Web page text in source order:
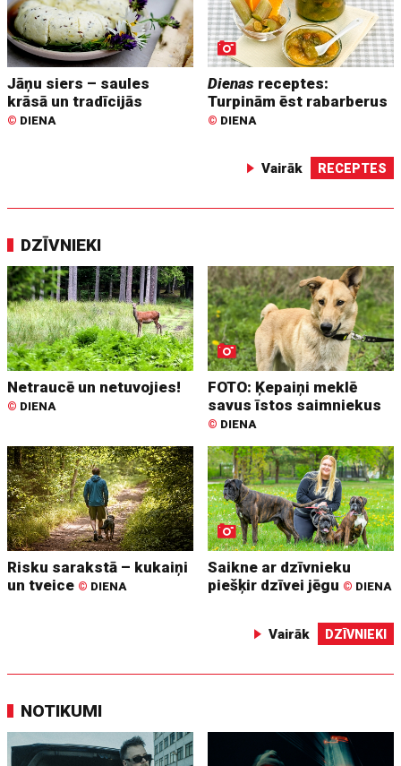
Jāņu siers – saules
krāsā un tradīcijās
© DIENA
Dienas receptes:
Turpinām ēst rabarberus
© DIENA
Vairāk RECEPTES
DZĪVNIEKI
Netraucē un netuvojies!
© DIENA
FOTO: Ķepaiņi meklē
savus īstos saimniekus
© DIENA
Risku sarakstā – kukaiņi
un tveice © DIENA
Saikne ar dzīvnieku
piešķir dzīvei jēgu © DIENA
Vairāk DZĪVNIEKI
NOTIKUMI